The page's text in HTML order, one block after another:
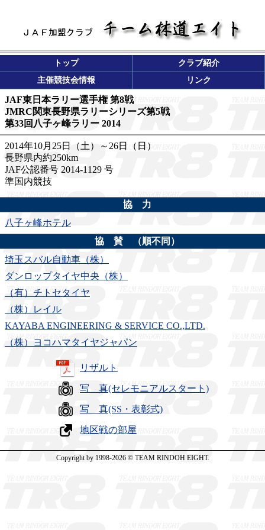
トップ
クラブ紹介
主催競技会情報
リンク
JAF東日本ラリー選手権 第8戦
JMRC関東長野県ラリーシリーズ第5戦
第33回八子ヶ峰ラリー 2014
2014年10月25日（土）～26日（日）
長野県内約250km
JAF公認番号 2014-1129 号
準国内競技
協 力
八子ヶ峰ホテル
協 賛 （順不同）
埼玉スバル自動車（株）
ダンロップタイヤ中央（株）
（有）チトセタイヤ
（株）レイル
KAYABA ENGINEERING & SERVICE CO.,LTD.
（株）ヨコハマタイヤジャパン
リザルト
写 真(セレモニアルスタート)
写 真(SS・表彰式)
地区戦の部屋
Copyright by 1998-2026 © TEAM RINDOH EIGHT.